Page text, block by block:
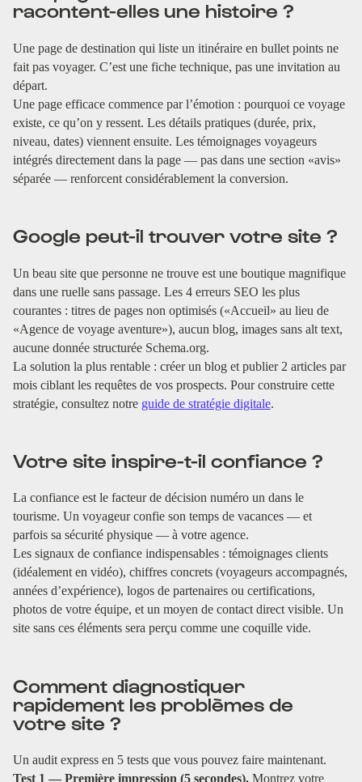
racontent-elles une histoire ?
Une page de destination qui liste un itinéraire en bullet points ne
fait pas voyager. C’est une fiche technique, pas une invitation au
départ.
Une page efficace commence par l’émotion : pourquoi ce voyage
existe, ce qu’on y ressent. Les détails pratiques (durée, prix,
niveau, dates) viennent ensuite. Les témoignages voyageurs
intégrés directement dans la page — pas dans une section «avis»
séparée — renforcent considérablement la conversion.
Google peut-il trouver votre site ?
Un beau site que personne ne trouve est une boutique magnifique
dans une ruelle sans passage. Les 4 erreurs SEO les plus
courantes : titres de pages non optimisés («Accueil» au lieu de
«Agence de voyage aventure»), aucun blog, images sans alt text,
aucune donnée structurée Schema.org.
La solution la plus rentable : créer un blog et publier 2 articles par
mois ciblant les requêtes de vos prospects. Pour construire cette
stratégie, consultez notre guide de stratégie digitale.
Votre site inspire-t-il confiance ?
La confiance est le facteur de décision numéro un dans le
tourisme. Un voyageur confie son temps de vacances — et
parfois sa sécurité physique — à votre agence.
Les signaux de confiance indispensables : témoignages clients
(idéalement en vidéo), chiffres concrets (voyageurs accompagnés,
années d’expérience), logos de partenaires ou certifications,
photos de votre équipe, et un moyen de contact direct visible. Un
site sans ces éléments sera perçu comme une coquille vide.
Comment diagnostiquer
rapidement les problèmes de
votre site ?
Un audit express en 5 tests que vous pouvez faire maintenant.
Test 1 — Première impression (5 secondes).Montrez votre